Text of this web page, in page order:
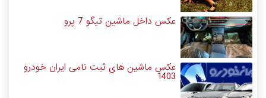
عکس داخل ماشین تیگو 7 پرو
عکس ماشین های ثبت نامی ایران خودرو
1403